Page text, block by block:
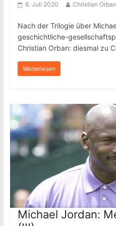
6. Juli 2020 Christian Orban
Nach der Trilogie über
geschichtliche-
Christian Orban: diesmal zu
Weiterlesen
Michael Jordan: